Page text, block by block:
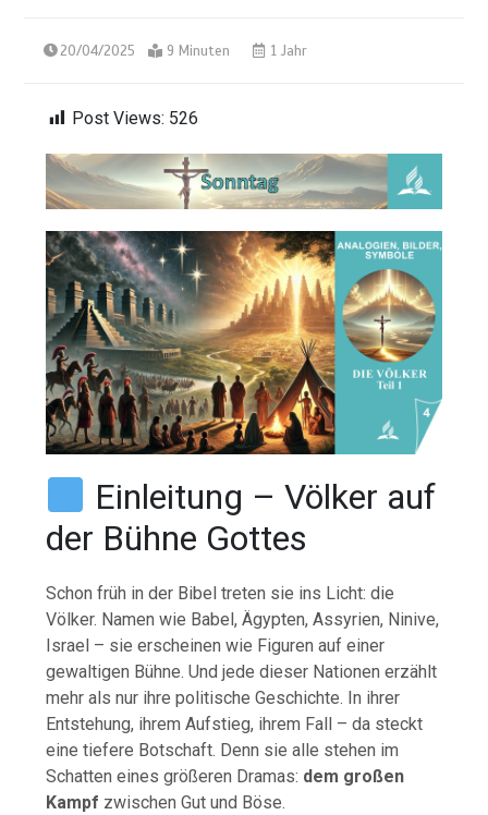
20/04/2025 9 Minuten 1 Jahr
Post Views: 526
Einleitung – Völker auf
der Bühne Gottes
Schon früh in der Bibel treten sie ins Licht: die
Völker. Namen wie Babel, Ägypten, Assyrien, Ninive,
Israel – sie erscheinen wie Figuren auf einer
gewaltigen Bühne. Und jede dieser Nationen erzählt
mehr als nur ihre politische Geschichte. In ihrer
Entstehung, ihrem Aufstieg, ihrem Fall – da steckt
eine tiefere Botschaft. Denn sie alle stehen im
Schatten eines größeren Dramas: dem großen
Kampf zwischen Gut und Böse.